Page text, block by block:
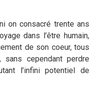
on consacré trente ans
dans l’être humain,
de son coeur, tous
sans cependant perdre
l’infini potentiel de